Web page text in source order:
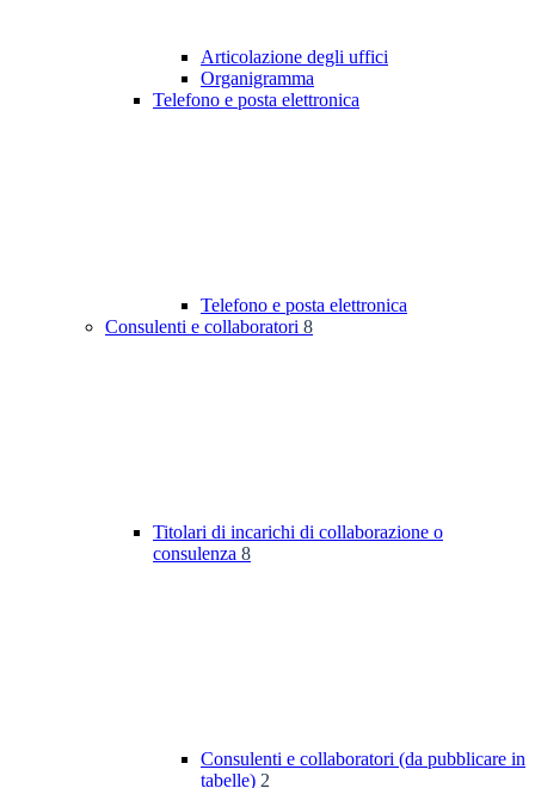
Articolazione degli uffici
Organigramma
Telefono e posta elettronica
Telefono e posta elettronica
Consulenti e collaboratori 8
Titolari di incarichi di collaborazione o
consulenza 8
Consulenti e collaboratori (da pubblicare in
tabelle) 2